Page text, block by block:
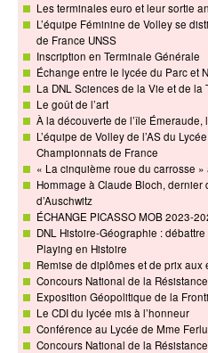
Les terminales euro et leur sortie
L’équipe Féminine de Volley se
de France UNSS
Inscription en Terminale Générale
Échange entre le lycée du Parc et
La DNL Sciences de la Vie et de la
Le goût de l’art
À la découverte de l’île Émeraude,
L’équipe de Volley de l’AS du
Championnats de France
« La cinquième roue du carrosse
Hommage à Claude Bloch, dernier
d’Auschwitz
ÉCHANGE PICASSO MOB 2023-
DNL Histoire-Géographie :
Playing en Histoire
Remise de diplômes et de prix aux
Concours National de la
Exposition Géopolitique de la
Le CDI du lycée mis à l’honneur
Conférence au Lycée de Mme
Concours National de la